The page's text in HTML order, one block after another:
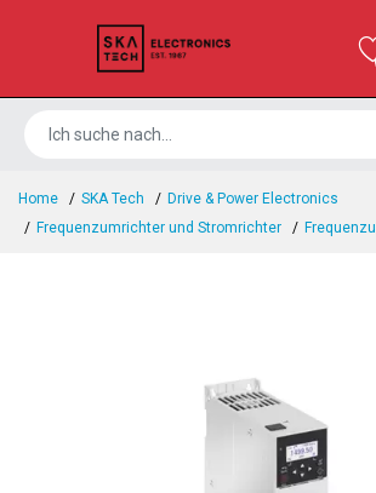
Home SKA Tech
Drive & Power Electronics
Frequenzumrichter und Stromrichter